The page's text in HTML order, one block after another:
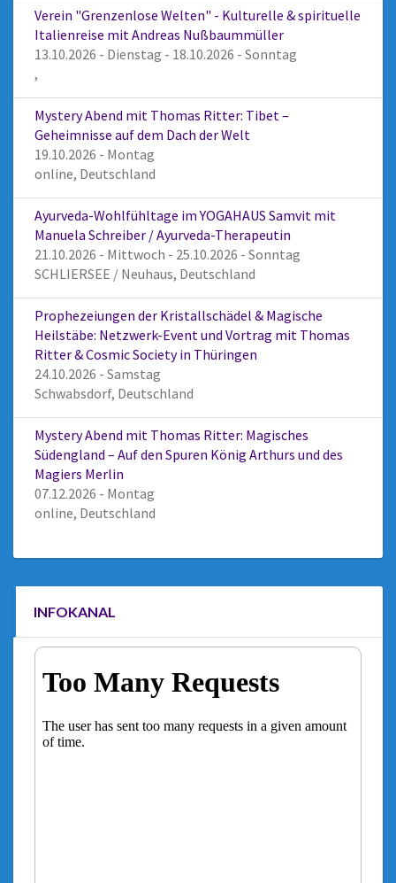
Verein "Grenzenlose Welten" - Kulturelle & spirituelle
Italienreise mit Andreas Nußbaummüller
13.10.2026 - Dienstag - 18.10.2026 - Sonntag
,
Mystery Abend mit Thomas Ritter: Tibet –
Geheimnisse auf dem Dach der Welt
19.10.2026 - Montag
online, Deutschland
Ayurveda-Wohlfühltage im YOGAHAUS Samvit mit
Manuela Schreiber / Ayurveda-Therapeutin
21.10.2026 - Mittwoch - 25.10.2026 - Sonntag
SCHLIERSEE / Neuhaus, Deutschland
Prophezeiungen der Kristallschädel & Magische
Heilstäbe: Netzwerk-Event und Vortrag mit Thomas
Ritter & Cosmic Society in Thüringen
24.10.2026 - Samstag
Schwabsdorf, Deutschland
Mystery Abend mit Thomas Ritter: Magisches
Südengland – Auf den Spuren König Arthurs und des
Magiers Merlin
07.12.2026 - Montag
online, Deutschland
INFOKANAL